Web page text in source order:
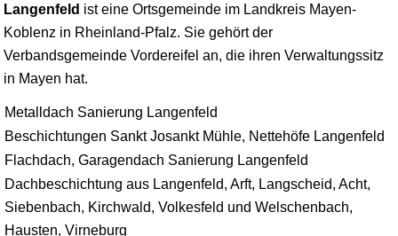
Langenfeld ist eine Ortsgemeinde im Landkreis Mayen-
Koblenz in Rheinland-Pfalz. Sie gehört der
Verbandsgemeinde Vordereifel an, die ihren Verwaltungssitz
in Mayen hat.
Metalldach Sanierung Langenfeld
Beschichtungen Sankt Josankt Mühle, Nettehöfe Langenfeld
Flachdach, Garagendach Sanierung Langenfeld
Dachbeschichtung aus Langenfeld, Arft, Langscheid, Acht,
Siebenbach, Kirchwald, Volkesfeld und Welschenbach,
Hausten, Virneburg